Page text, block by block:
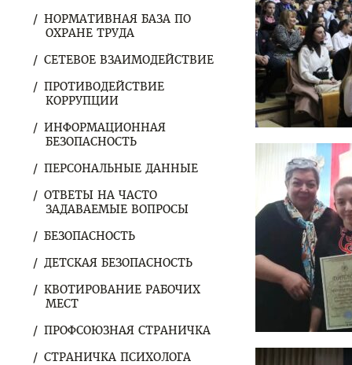
НОРМАТИВНАЯ БАЗА ПО
ОХРАНЕ ТРУДА
СЕТЕВОЕ ВЗАИМОДЕЙСТВИЕ
ПРОТИВОДЕЙСТВИЕ
КОРРУПЦИИ
ИНФОРМАЦИОННАЯ
БЕЗОПАСНОСТЬ
ПЕРСОНАЛЬНЫЕ ДАННЫЕ
ОТВЕТЫ НА ЧАСТО
ЗАДАВАЕМЫЕ ВОПРОСЫ
БЕЗОПАСНОСТЬ
ДЕТСКАЯ БЕЗОПАСНОСТЬ
КВОТИРОВАНИЕ РАБОЧИХ
МЕСТ
ПРОФСОЮЗНАЯ СТРАНИЧКА
СТРАНИЧКА ПСИХОЛОГА